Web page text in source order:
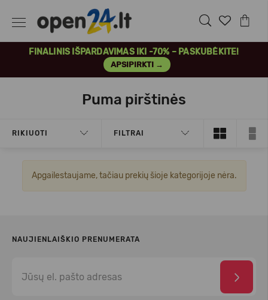
FINALINIS IŠPARDAVIMAS IKI -70% – PASKUBĖKITE!
APSIPIRKTI →
Puma pirštinės
RIKIUOTI FILTRAI
Apgailestaujame, tačiau prekių šioje kategorijoje nėra.
NAUJIENLAIŠKIO PRENUMERATA